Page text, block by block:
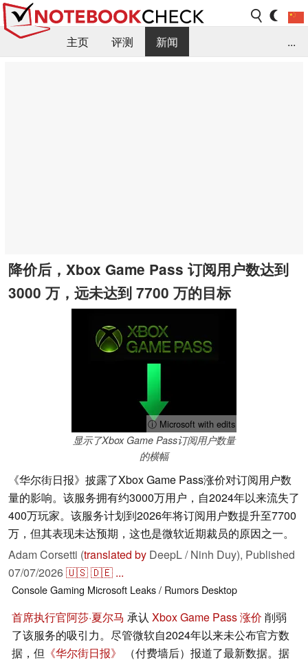
主页 评测
新闻
...
降价后，Xbox Game Pass 订阅用户数达到
3000 万，远未达到 7700 万的目标
ⓘ Microsoft with edits
显示了Xbox Game Pass订阅用户数量
的横幅
《华尔街日报》披露了Xbox Game Pass涨价对订阅用户数
量的影响。该服务拥有约3000万用户，自2024年以来流失了
400万玩家。该服务计划到2026年将订阅用户数提升至7700
万，但其表现未达预期，这也是微软近期裁员的原因之一。
Adam Corsetti (translated by DeepL / Ninh Duy), Published
07/07/2026🇺🇸🇩🇪 ...
ConsoleGaming Microsoft Leaks / Rumors Desktop
首席执行官阿莎·夏尔马 承认 Xbox Game Pass 涨价 削弱
了该服务的吸引力。尽管微软自2024年以来未公布官方数
据，但 《华尔街日报》
（付费墙后）报道了最新数据。据